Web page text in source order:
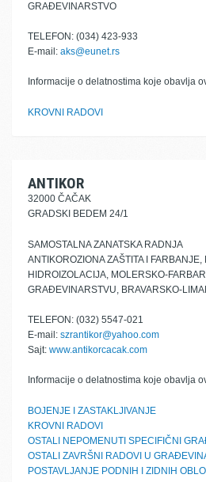
GRAĐEVINARSTVO
TELEFON: (034) 423-933
E-mail: aks@eunet.rs
Informacije o delatnostima koje obavlja
KROVNI RADOVI
ANTIKOR
32000 ČAČAK
GRADSKI BEDEM 24/1
SAMOSTALNA ZANATSKA RADNJA
ANTIKOROZIONA ZAŠTITA I
HIDROIZOLACIJA, MOLERSKO-
GRAĐEVINARSTVU, BRAVARSKO-
TELEFON: (032) 5547-021
E-mail: szrantikor@yahoo.com
Sajt: www.antikorcacak.com
Informacije o delatnostima koje obavlja
BOJENJE I ZASTAKLJIVANJE
KROVNI RADOVI
OSTALI NEPOMENUTI SPECIFIČNI
OSTALI ZAVRŠNI RADOVI U
POSTAVLJANJE PODNIH I ZIDNIH